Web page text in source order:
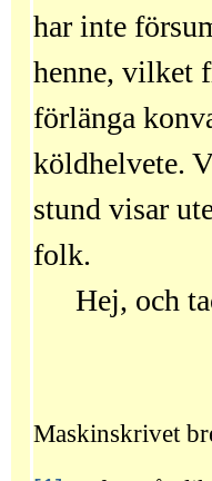
har inte
henne, vilket
förlänga
köldhelvete.
stund visar
folk.
Hej, och
Maskinskrivet